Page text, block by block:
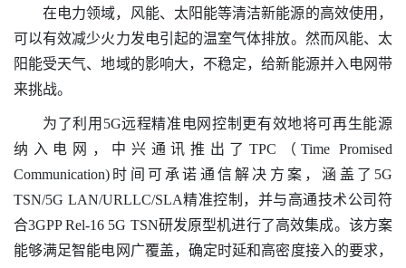
在电力领域，风能、太阳能等清洁新能源的高效使用，
可以有效减少火力发电引起的温室气体排放。然而风能、太
阳能受天气、地域的影响大，不稳定，给新能源并入电网带
来挑战。
为了利用5G远程精准电网控制更有效地将可再生能源
纳入电网，中兴通讯推出了TPC（Time Promised
Communication)时间可承诺通信解决方案，涵盖了5G
TSN/5G LAN/URLLC/SLA精准控制，并与高通技术公司符
合3GPP Rel-16 5G TSN研发原型机进行了高效集成。该方案
能够满足智能电网广覆盖，确定时延和高密度接入的要求，